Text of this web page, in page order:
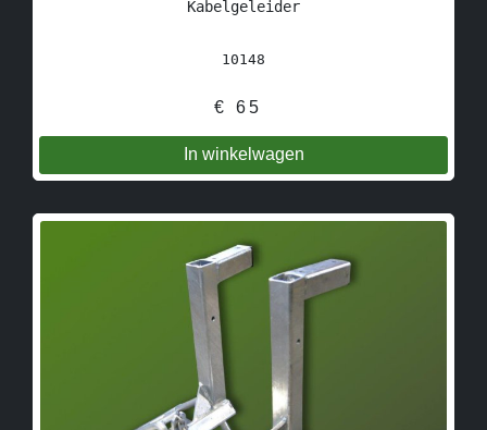
Kabelgeleider
10148
€ 65